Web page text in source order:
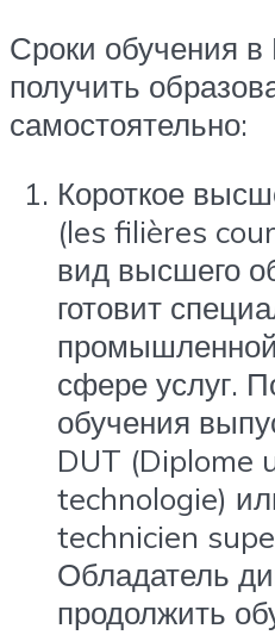
Сроки обучения
получить
самостоятельно:
Короткое
(les filières
вид высшего
готовит
сфере услуг.
обучения
DUT (Diplome
technologie)
technicien
Обладатель
продолжить